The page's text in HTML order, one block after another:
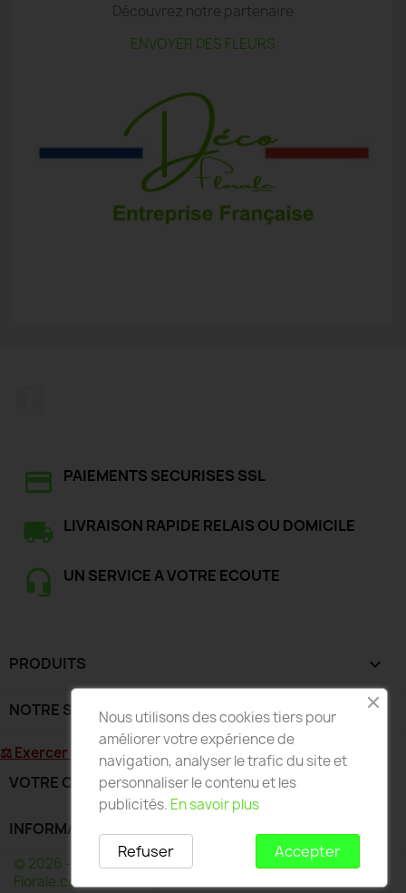
Découvrez notre partenaire
ENVOYER DES FLEURS
PAIEMENTS SECURISES SSL
LIVRAISON RAPIDE RELAIS OU DOMICILE
UN SERVICE A VOTRE ECOUTE
PRODUITS 
NOTRE SOCIÉTÉ 
⚖ Exercer mon droit de rétractation
VOTRE COMPTE
INFORMATIONS
© 2026 - Développé par Wess France pour Deco-
Florale.com - Toute reproduction interdite
Nous utilisons des cookies tiers pour
améliorer votre expérience de
navigation, analyser le trafic du site et
personnaliser le contenu et les
publicités. En savoir plus
Accepter
Refuser